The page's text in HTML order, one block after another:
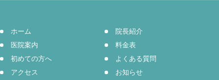
ホーム
院長紹介
医院案内
料金表
初めての方へ
よくある質問
アクセス
お知らせ